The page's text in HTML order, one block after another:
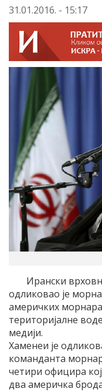
31.01.2016. - 15:17
Ирански
одликовао је
америчких морнара
територијалне
медији.
Хаменеи је
команданта
четири официра
два америчка